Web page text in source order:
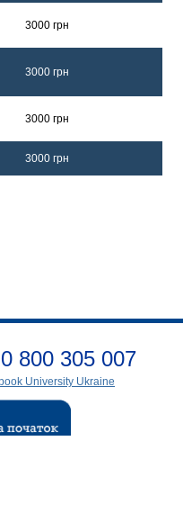
3000 грн
3000 грн
3000 грн
3000 грн
0 800 305 007